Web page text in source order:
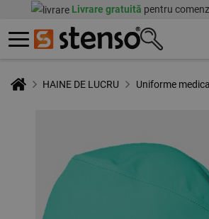
Livrare gratuită pentru
HAINE DE LUCRU Uniforme